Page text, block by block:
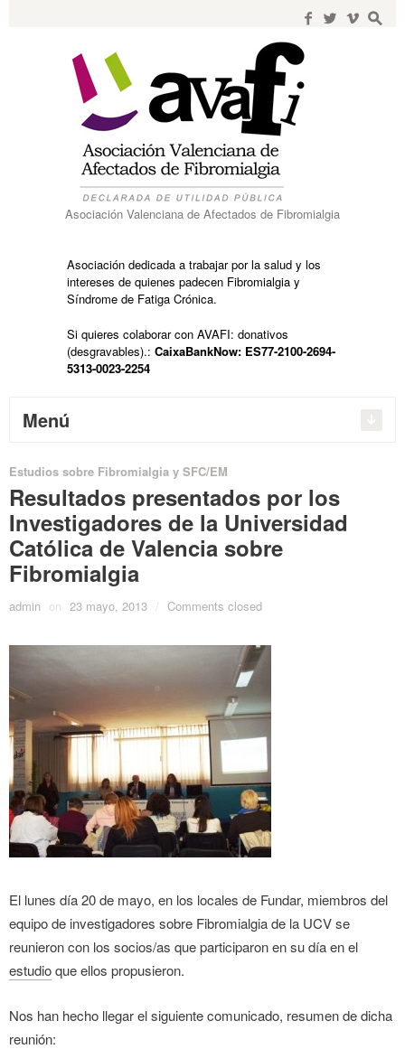
f w i s
Asociación Valenciana de Afectados de Fibromialgia
Asociación dedicada a trabajar por la salud y los
intereses de quienes padecen Fibromialgia y
Síndrome de Fatiga Crónica.
Si quieres colaborar con AVAFI: donativos
(desgravables).:CaixaBankNow: ES77-2100-2694-
5313-0023-2254
Menú
Estudios sobre Fibromialgia y SFC/EM
Resultados presentados por los
Investigadores de la Universidad
Católica de Valencia sobre
Fibromialgia
admin on 23 mayo, 2013 / Comments closed
El lunes día 20 de mayo, en los locales de Fundar, miembros del
equipo de investigadores sobre Fibromialgia de la UCV se
reunieron con los socios/as que participaron en su día en el
estudioque ellos propusieron.
Nos han hecho llegar el siguiente comunicado, resumen de dicha
reunión: